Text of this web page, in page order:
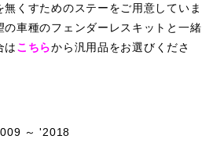
くすためのステーをご用意していま
の車種のフェンダーレスキットと一緒
はこちらから汎用品をお選びくださ
～ '2018